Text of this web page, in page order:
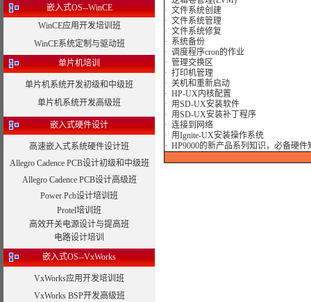
嵌入式OS--WinCE
WinCE应用开发培训班
WinCE系统定制与驱动班
单片机培训
单片机系统开发初级和中级班
单片机系统开发高级班
嵌入式硬件设计
高速嵌入式系统硬件设计班
Allegro Cadence PCB设计初级和中级班
Allegro Cadence PCB设计高级班
Power Pcb设计培训班
Protel培训班
高效开关电源设计与提高班
电路设计培训
嵌入式OS--VxWorks
VxWorks应用开发培训班
VxWorks BSP开发高级班
· 文件系统创建
· 文件系统管理
· 文件系统修复
· 系统备份
· 调度程序cron的作业
· 管理交换区
· 打印机管理
· 关机和重新启动
· HP-UX内核配置
· 用SD-UX安装软件
· 用SD-UX安装补丁程序
· 连接到网络
· 用Ignite-UX安装操作系统
· HP9000的新产品系列知识，必备硬